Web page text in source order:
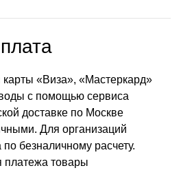
«Виза», «Мастеркард»
с помощью сервиса
доставке по Москве
Для организаций
безналичному расчету.
платежа товары